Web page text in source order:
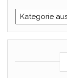
Kategorien